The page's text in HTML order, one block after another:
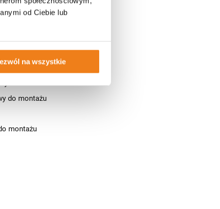
od Ciebie lub
na wszystkie
do montażu
montażu